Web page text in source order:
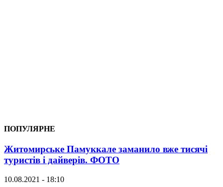
ПОПУЛЯРНЕ
Житомирське Памуккале заманило вже тисячі
туристів і дайверів. ФОТО
10.08.2021 - 18:10